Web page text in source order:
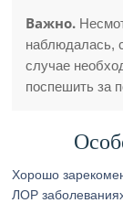
Важно.
наблюдалась,
случае
поспешить за
Хорошо
ЛОР